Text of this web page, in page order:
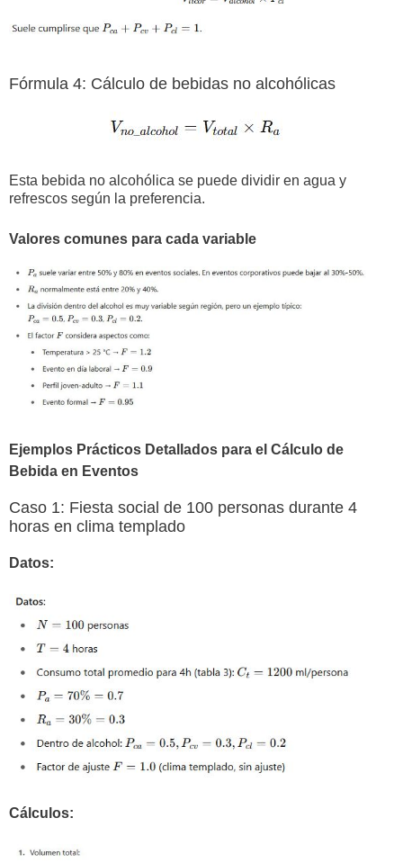
Fórmula 4: Cálculo de bebidas no alcohólicas
Esta bebida no alcohólica se puede dividir en agua y
refrescos según la preferencia.
Valores comunes para cada variable
Ejemplos Prácticos Detallados para el Cálculo de
Bebida en Eventos
Caso 1: Fiesta social de 100 personas durante 4
horas en clima templado
Datos:
Cálculos: